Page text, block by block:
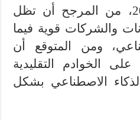
وبالنظر إلى عام 2025، من المرجح أن تظل
والشركات قوية فيما
ومن المتوقع أن
الخوادم التقليدية
الاصطناعي بشكل